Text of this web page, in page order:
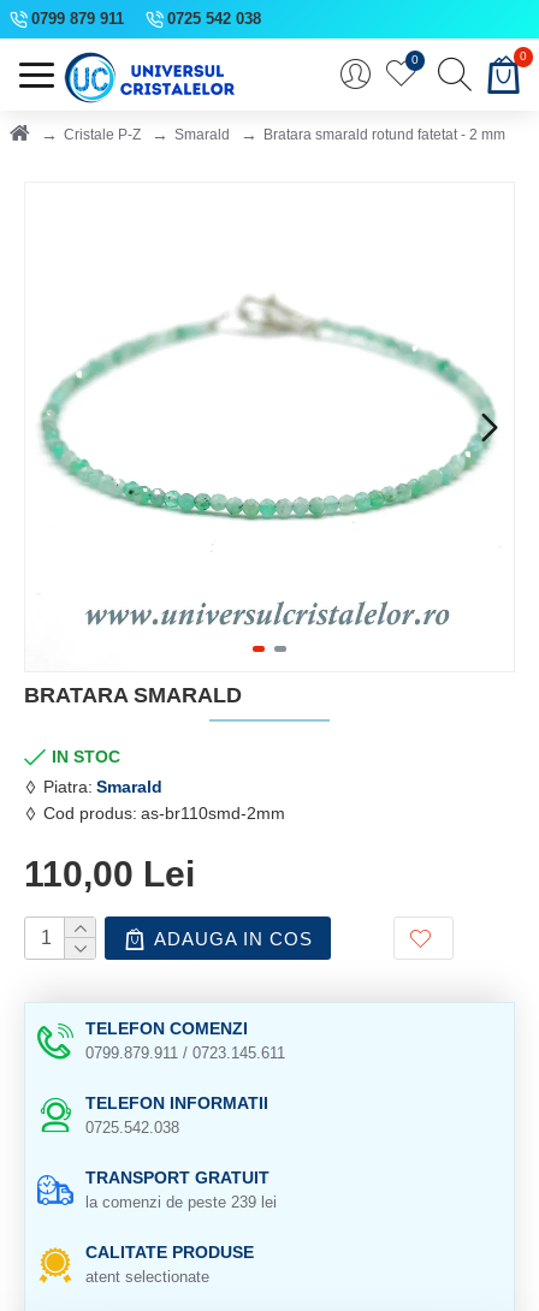
0799 879 911 0725 542 038
0 0
Cristale P-Z Smarald Bratara smarald rotund fatetat - 2 mm
BRATARA SMARALD
IN STOC
Piatra: Smarald
Cod produs: as-br110smd-2mm
110,00 Lei
ADAUGA IN COS
TELEFON COMENZI
0799.879.911 / 0723.145.611
TELEFON INFORMATII
0725.542.038
TRANSPORT GRATUIT
la comenzi de peste 239 lei
CALITATE PRODUSE
atent selectionate